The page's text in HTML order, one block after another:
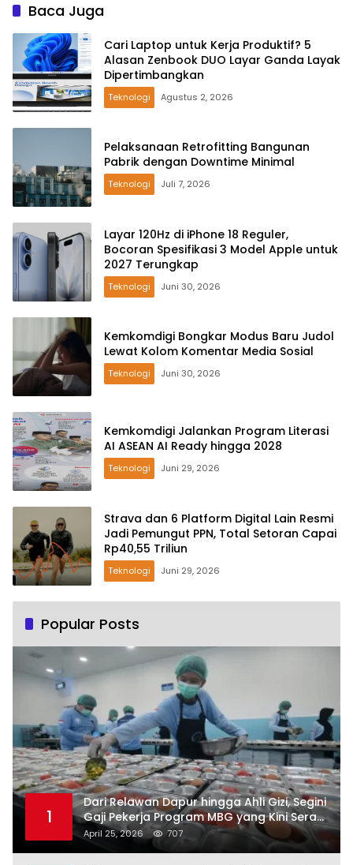
Baca Juga
Cari Laptop untuk Kerja Produktif? 5
Alasan Zenbook DUO Layar Ganda Layak
Dipertimbangkan
Teknologi Agustus 2, 2026
Pelaksanaan Retrofitting Bangunan
Pabrik dengan Downtime Minimal
Teknologi Juli 7, 2026
Layar 120Hz di iPhone 18 Reguler,
Bocoran Spesifikasi 3 Model Apple untuk
2027 Terungkap
Teknologi Juni 30, 2026
Kemkomdigi Bongkar Modus Baru Judol
Lewat Kolom Komentar Media Sosial
Teknologi Juni 30, 2026
Kemkomdigi Jalankan Program Literasi
AI ASEAN AI Ready hingga 2028
Teknologi Juni 29, 2026
Strava dan 6 Platform Digital Lain Resmi
Jadi Pemungut PPN, Total Setoran Capai
Rp40,55 Triliun
Teknologi Juni 29, 2026
Popular Posts
1
Dari Relawan Dapur hingga Ahli Gizi, Segini
Gaji Pekerja Program MBG yang Kini Serap
Hampir Sejuta Tenaga Kerja
April 25, 2026 707